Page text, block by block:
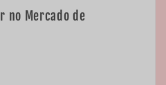
no Mercado de